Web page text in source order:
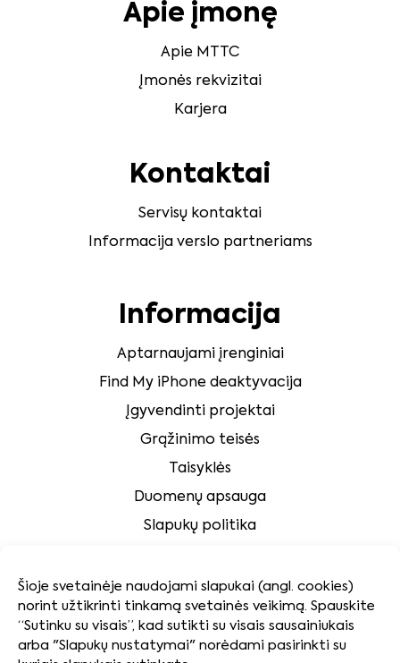
Šioje svetainėje naudojami slapukai (angl. cookies)
norint užtikrinti tinkamą svetainės veikimą. Spauskite
“Sutinku su visais”, kad sutikti su visais sausainiukais
arba "Slapukų nustatymai" norėdami pasirinkti su
Apie įmonę
Apie MTTC
Įmonės rekvizitai
Karjera
Kontaktai
Servisų kontaktai
Informacija verslo partneriams
Informacija
Aptarnaujami įrenginiai
Find My iPhone deaktyvacija
Įgyvendinti projektai
Grąžinimo teisės
Taisyklės
Duomenų apsauga
Slapukų politika
Tvarumas